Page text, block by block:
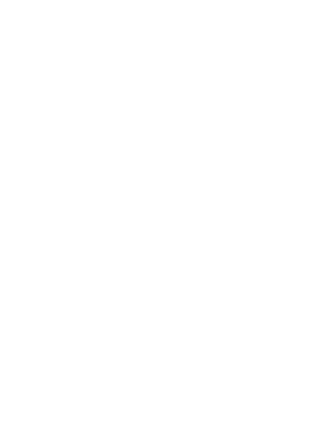
lista de pré-selecionados.
a partir de 2026.
CEP:44002-024 - Telefone: